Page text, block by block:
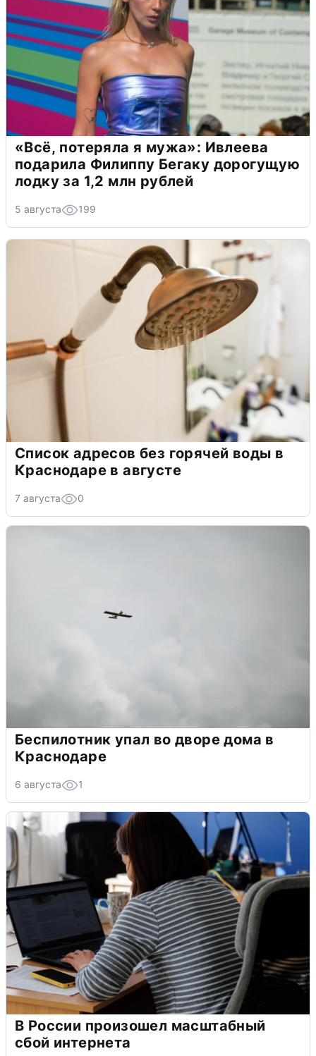
«Всё, потеряла я мужа»: Ивлеева
подарила Филиппу Бегаку дорогущую
лодку за 1,2 млн рублей
5 августа 199
Список адресов без горячей воды в
Краснодаре в августе
7 августа 0
Беспилотник упал во дворе дома в
Краснодаре
6 августа 1
В России произошел масштабный
сбой интернета